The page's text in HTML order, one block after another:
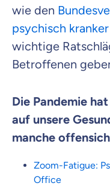
wie den
psychisch
wichtige
Betroffenen
Die Pandemie
auf unsere
manche
Zoom-Fatigue:
Office